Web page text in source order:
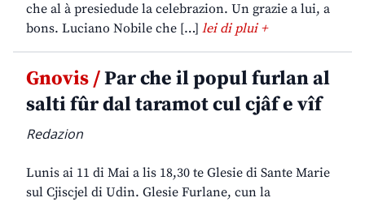
che al à presiedude la celebrazion. Un grazie a lui, a
bons. Luciano Nobile che […] lei di plui +
Gnovis /Par che il popul furlan al
salti fûr dal taramot cul cjâf e vîf
Redazion
Lunis ai 11 di Mai a lis 18,30 te Glesie di Sante Marie
sul Cjiscjel di Udin. Glesie Furlane, cun la